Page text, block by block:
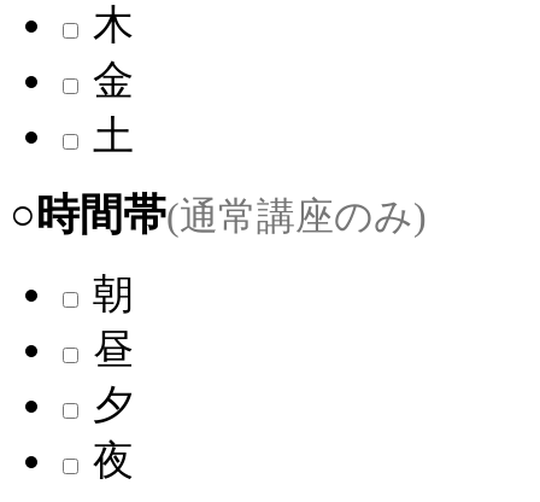
木
金
土
○時間帯(通常講座のみ)
朝
昼
夕
夜